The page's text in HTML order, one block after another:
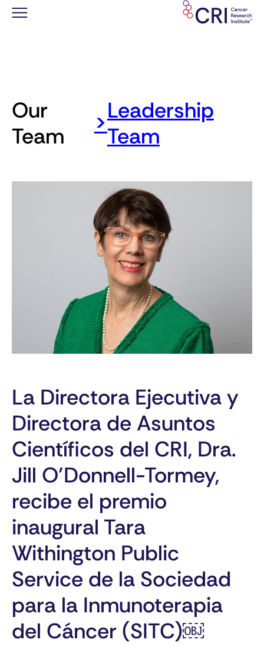
Our
Team
>Leadership
Team
La Directora Ejecutiva y
Directora de Asuntos
Científicos del CRI, Dra.
Jill O’Donnell-Tormey,
recibe el premio
inaugural Tara
Withington Public
Service de la Sociedad
para la Inmunoterapia
del Cáncer (SITC)￼